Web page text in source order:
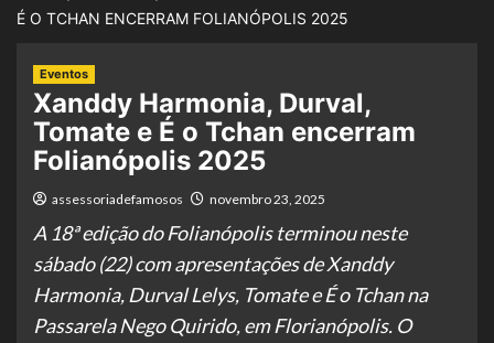
É O TCHAN ENCERRAM FOLIANÓPOLIS 2025
Eventos
Xanddy Harmonia, Durval,
Tomate e É o Tchan encerram
Folianópolis 2025
assessoriadefamosos novembro 23, 2025
A 18ª edição do Folianópolis terminou neste
sábado (22) com apresentações de Xanddy
Harmonia, Durval Lelys, Tomate e É o Tchan na
Passarela Nego Quirido, em Florianópolis. O